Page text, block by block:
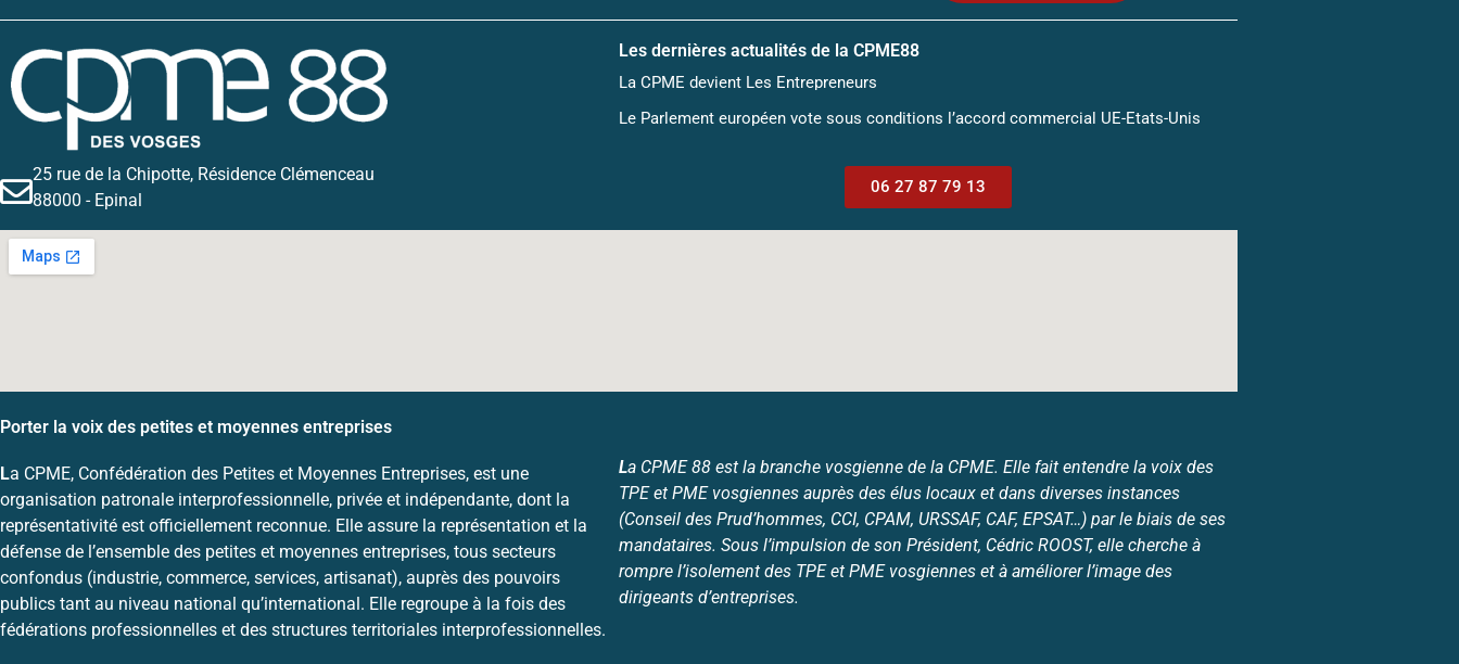
Les dernières actualités de la CPME88
La CPME devient Les Entrepreneurs
Le Parlement européen vote sous conditions l’accord commercial UE-Etats-Unis
25 rue de la Chipotte, Résidence Clémenceau
88000 - Epinal
06 27 87 79 13
Porter la voix des petites et moyennes entreprises
La CPME, Confédération des Petites et Moyennes Entreprises, est une
organisation patronale interprofessionnelle, privée et indépendante, dont la
représentativité est officiellement reconnue. Elle assure la représentation et la
défense de l’ensemble des petites et moyennes entreprises, tous secteurs
confondus (industrie, commerce, services, artisanat), auprès des pouvoirs
publics tant au niveau national qu’international. Elle regroupe à la fois des
fédérations professionnelles et des structures territoriales interprofessionnelles.
La CPME 88 est la branche vosgienne de la CPME. Elle fait entendre la voix des
TPE et PME vosgiennes auprès des élus locaux et dans diverses instances
(Conseil des Prud’hommes, CCI, CPAM, URSSAF, CAF, EPSAT…) par le biais de ses
mandataires. Sous l’impulsion de son Président, Cédric ROOST, elle cherche à
rompre l’isolement des TPE et PME vosgiennes et à améliorer l’image des
dirigeants d’entreprises.